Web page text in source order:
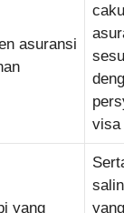
asuransi
visa
yang
yang